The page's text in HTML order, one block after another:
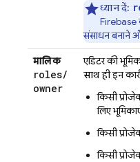
ध्यान दें:
Firebase
संसाधन बनाने
मालिक
roles/
owner
एडिटर की
साथ हीइन
किसी
लिए
किसी
किसी